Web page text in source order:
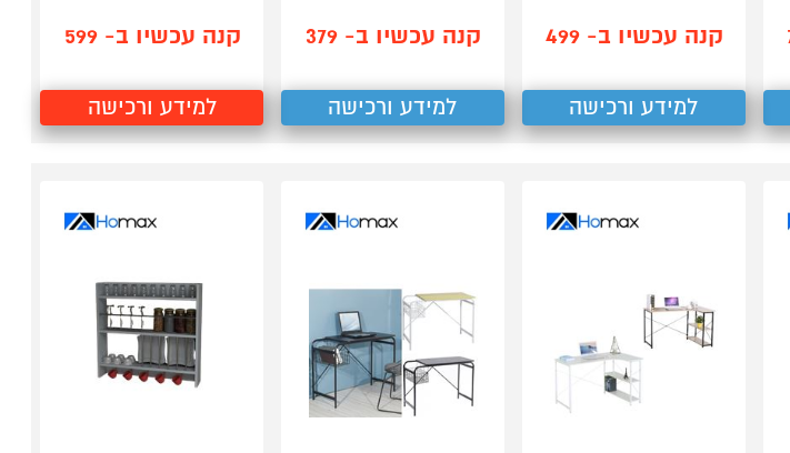
קנה עכשיו ב- 499
למידע ורכישה
קנה עכשיו ב- 379
למידע ורכישה
קנה עכשיו ב- 599
למידע ורכישה